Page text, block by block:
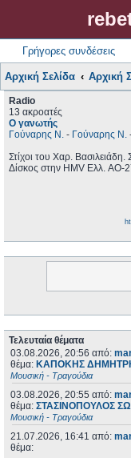
Γρήγορες συνδέσεις
Αρχική Σελίδα Αρχική
Radio
13 ακροατές
Ο γανωτής
Γούναρης Ν. - Γούναρης Ν.
Στίχοι του Χαρ.
Δίσκος στην HMV Ελλ. AO-
Τελευταία θέματα
03.08.2026, 20:56 από:
θέμα: ΚΑΠΟΚΗΣ
Μουσική - Τραγούδια
03.08.2026, 20:55 από:
θέμα: ΣΤΑΣΙΝΟΠΟΥΛΟΣ
Μουσική - Τραγούδια
21.07.2026, 16:41 από:
θέμα: